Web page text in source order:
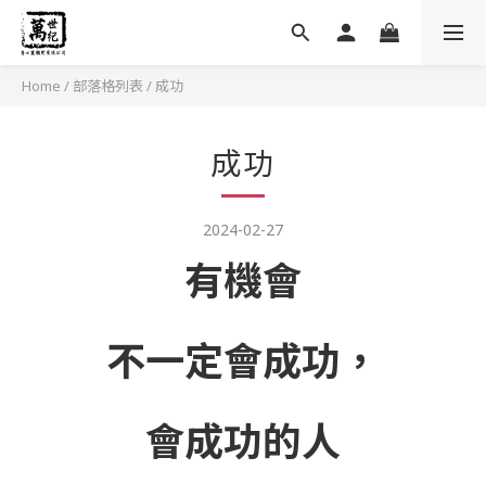
Home / 部落格列表 / 成功
成功
2024-02-27
有機會
不一定會成功，
會成功的人